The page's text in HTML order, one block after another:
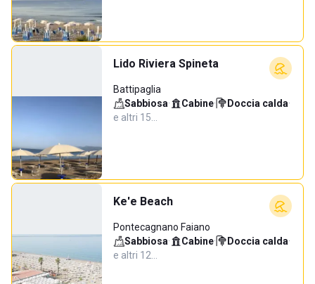
Lido Riviera Spineta
Battipaglia
Sabbiosa· Cabine· Doccia calda·
e altri 15…
Ke'e Beach
Pontecagnano Faiano
Sabbiosa· Cabine· Doccia calda·
e altri 12…